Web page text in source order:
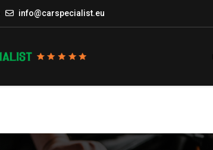
info@carspecialist.eu